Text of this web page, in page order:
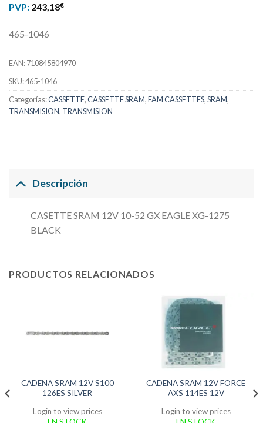
PVP: 243,18€
465-1046
EAN:710845804970
SKU:465-1046
Categorías:CASSETTE,CASSETTE SRAM,FAM CASSETTES,SRAM,
TRANSMISION, TRANSMISION
Descripción
CASETTE SRAM 12V 10-52 GX EAGLE XG-1275
BLACK
PRODUCTOS RELACIONADOS
CADENA SRAM 12V S100
126ES SILVER
Login to view prices
CADENA SRAM 12V FORCE
AXS 114ES 12V
Login to view prices